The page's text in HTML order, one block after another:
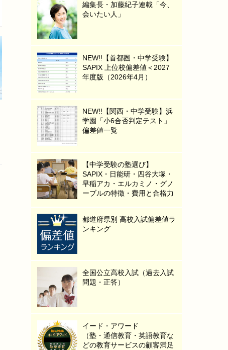
編集長・加藤紀子連載「今、
会いたい人」
NEW!!【首都圏・中学受験】
SAPIX 上位校偏差値＜2027
年度版（2026年4月）
NEW!!【関西・中学受験】浜
学園「小6合否判定テスト」
偏差値一覧
【中学受験の塾選び】
SAPIX・日能研・四谷大塚・
早稲アカ・エルカミノ・グノ
ーブルの特徴・費用と合格力
都道府県別 高校入試偏差値ラ
ンキング
全国公立高校入試（過去入試
問題・正答）
イード・アワード
（塾・通信教育・英語教育な
どの教育サービスの顧客満足